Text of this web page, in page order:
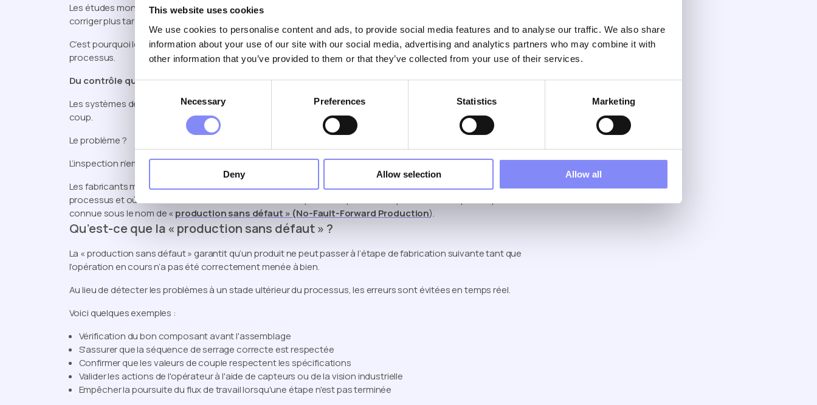
This website uses cookies
We use cookies to personalise content and ads, to provide social media features and to analyse our traffic. We also share
information about your use of our site with our social media, advertising and analytics partners who may combine it with
other information that you’ve provided to them or that they’ve collected from your use of their services.
Consent
Selection
Necessary Preferences Statistics Marketing
Deny Allow selection Allow all
Les études montrent systématiquement qu’il est nettement moins coûteux de prévenir les défauts que de les
corriger plus tard dans le processus de production.
C’est pourquoi les grands fabricants s’attachent à prévenir les erreurs à la source plutôt qu’à les détecter en fin de
processus.
Du contrôle qualité à la prévention de la qualité
Les systèmes de qualité traditionnels s'appuient souvent sur des inspections visant à détecter les erreurs après
coup.
Le problème ?
L’inspection n’empêche pas les défauts. Elle se contente de les identifier.
Les fabricants modernes s’orientent vers une approche préventive où les opérateurs sont guidés tout au long du
processus et où les erreurs sont éliminées avant même qu’elles ne puissent se produire. Cette philosophie est
connue sous le nom de « production sans défaut » (No-Fault-Forward Production).
Qu’est-ce que la « production sans défaut » ?
La « production sans défaut » garantit qu’un produit ne peut passer à l’étape de fabrication suivante tant que
l’opération en cours n’a pas été correctement menée à bien.
Au lieu de détecter les problèmes à un stade ultérieur du processus, les erreurs sont évitées en temps réel.
Voici quelques exemples :
Vérification du bon composant avant l'assemblage
S'assurer que la séquence de serrage correcte est respectée
Confirmer que les valeurs de couple respectent les spécifications
Valider les actions de l'opérateur à l'aide de capteurs ou de la vision industrielle
Empêcher la poursuite du flux de travail lorsqu'une étape n'est pas terminée